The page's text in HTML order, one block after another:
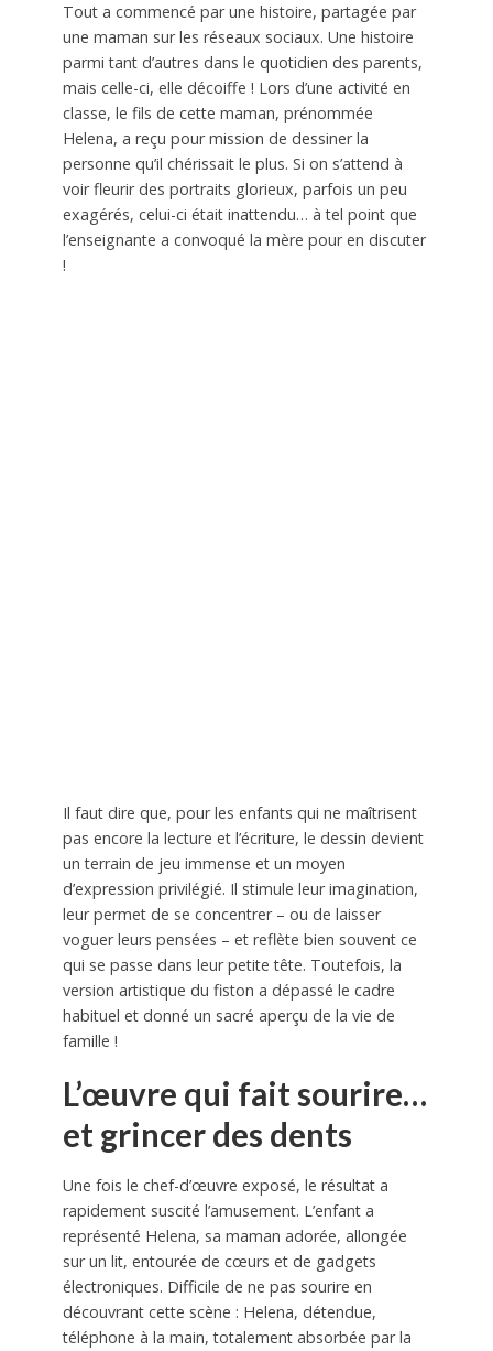
Tout a commencé par une histoire, partagée par
une maman sur les réseaux sociaux. Une histoire
parmi tant d’autres dans le quotidien des parents,
mais celle-ci, elle décoiffe ! Lors d’une activité en
classe, le fils de cette maman, prénommée
Helena, a reçu pour mission de dessiner la
personne qu’il chérissait le plus. Si on s’attend à
voir fleurir des portraits glorieux, parfois un peu
exagérés, celui-ci était inattendu… à tel point que
l’enseignante a convoqué la mère pour en discuter
!
Il faut dire que, pour les enfants qui ne maîtrisent
pas encore la lecture et l’écriture, le dessin devient
un terrain de jeu immense et un moyen
d’expression privilégié. Il stimule leur imagination,
leur permet de se concentrer – ou de laisser
voguer leurs pensées – et reflète bien souvent ce
qui se passe dans leur petite tête. Toutefois, la
version artistique du fiston a dépassé le cadre
habituel et donné un sacré aperçu de la vie de
famille !
L’œuvre qui fait sourire…
et grincer des dents
Une fois le chef-d’œuvre exposé, le résultat a
rapidement suscité l’amusement. L’enfant a
représenté Helena, sa maman adorée, allongée
sur un lit, entourée de cœurs et de gadgets
électroniques. Difficile de ne pas sourire en
découvrant cette scène : Helena, détendue,
téléphone à la main, totalement absorbée par la